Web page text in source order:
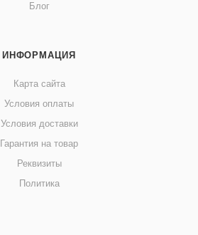
Блог
ИНФОРМАЦИЯ
Карта сайта
Условия оплаты
Условия доставки
Гарантия на товар
Реквизиты
Политика